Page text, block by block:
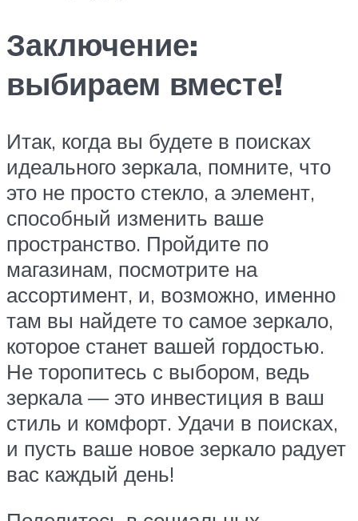
Заключение:
выбираем вместе!
Итак, когда вы будете в поисках
идеального зеркала, помните, что
это не просто стекло, а элемент,
способный изменить ваше
пространство. Пройдите по
магазинам, посмотрите на
ассортимент, и, возможно, именно
там вы найдете то самое зеркало,
которое станет вашей гордостью.
Не торопитесь с выбором, ведь
зеркала — это инвестиция в ваш
стиль и комфорт. Удачи в поисках,
и пусть ваше новое зеркало радует
вас каждый день!